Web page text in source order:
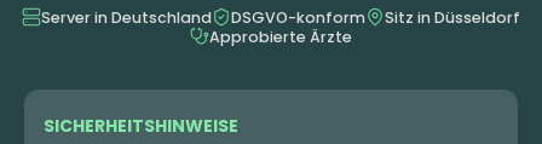
Server in Deutschland DSGVO-konform
Sitz in Düsseldorf
Approbierte Ärzte
SICHERHEITSHINWEISE